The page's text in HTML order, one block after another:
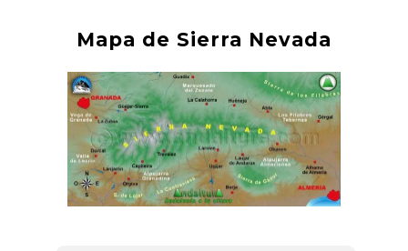
Mapa de Sierra Nevada